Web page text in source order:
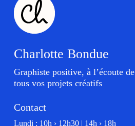
Charlotte Bondue
Graphiste positive, à l’écoute de
tous vos projets créatifs
Contact
Lundi : 10h › 12h30 | 14h › 18h